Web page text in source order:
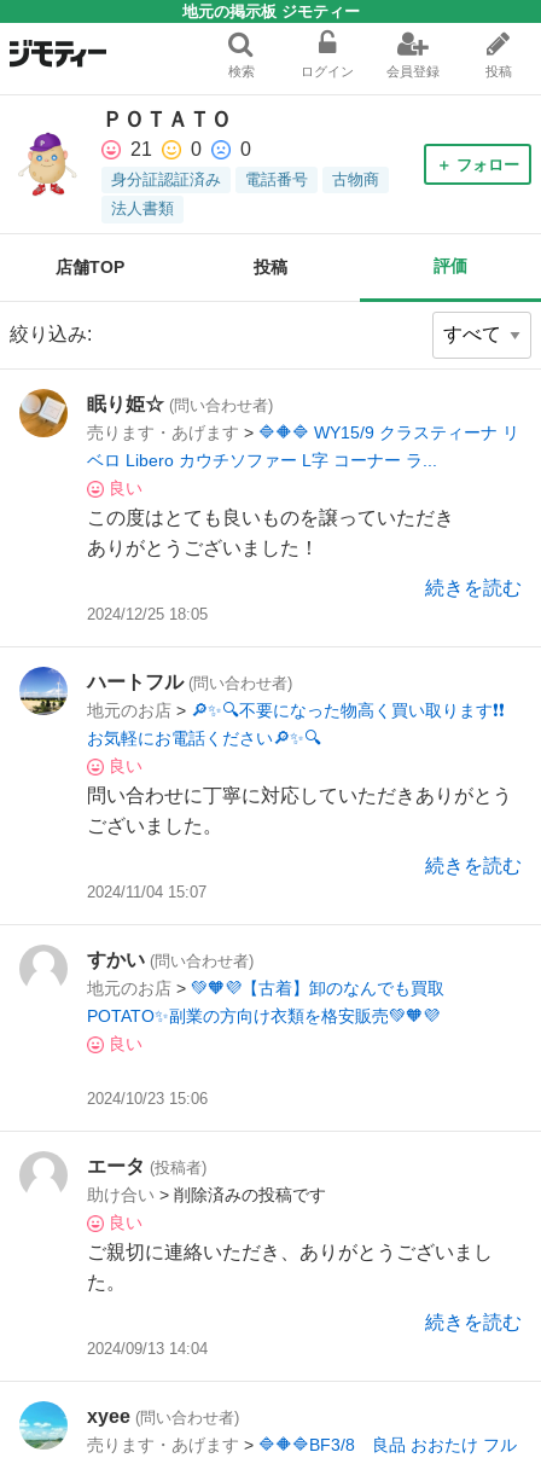
地元の掲示板 ジモティー
検索 ログイン 会員登録 投稿
ＰＯＴＡＴＯ
21 0 0
身分証認証済み 電話番号
古物商
法人書類
＋ フォロー
店舗TOP 投稿 評価
絞り込み:
眠り姫☆ (問い合わせ者)
売ります・あげます > 🔷🔶🔷 WY15/9 クラスティーナ リ
ベロ Libero カウチソファー L字 コーナー ラ...
良い
この度はとても良いものを譲っていただき
ありがとうございました！
非常に状態もよく、家族も喜んでいます。
続きを読む
2024/12/25 18:05
ハートフル (問い合わせ者)
地元のお店 > 🔎✨🔍不要になった物高く買い取ります❗❗
お気軽にお電話ください🔎✨🔍
良い
問い合わせに丁寧に対応していただきありがとう
ございました。
続きを読む
2024/11/04 15:07
すかい (問い合わせ者)
地元のお店 > 💚🧡💜【古着】卸のなんでも買取
POTATO✨副業の方向け衣類を格安販売💚🧡💜
良い
2024/10/23 15:06
エータ (投稿者)
助け合い > 削除済みの投稿です
良い
ご親切に連絡いただき、ありがとうございまし
た。
続きを読む
2024/09/13 14:04
xyee (問い合わせ者)
売ります・あげます > 🔷🔶🔷BF3/8 良品 おおたけ フル